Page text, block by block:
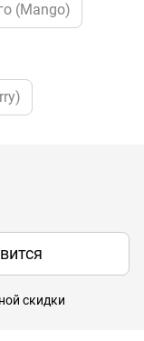
(Mango)
скидки